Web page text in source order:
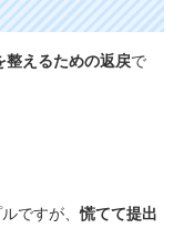
整えるための返戻で
ですが、慌てて提出